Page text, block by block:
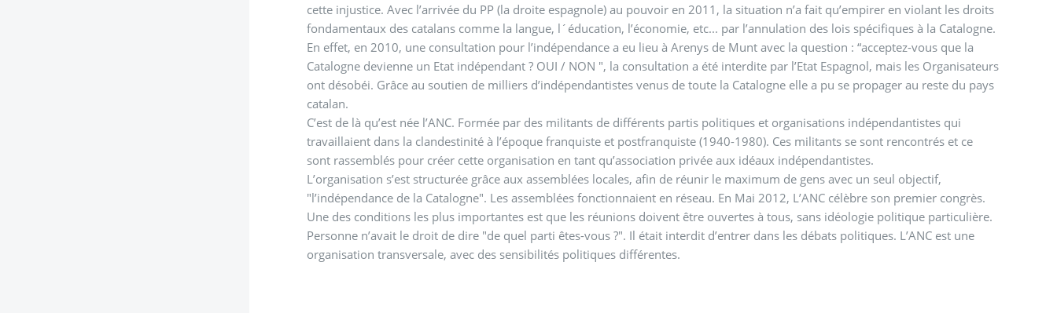
cette injustice. Avec l’arrivée du PP (la droite espagnole) au pouvoir en 2011, la situation n’a fait qu’empirer en violant les droits
fondamentaux des catalans comme la langue, l´éducation, l’économie, etc... par l’annulation des lois spécifiques à la Catalogne.
En effet, en 2010, une consultation pour l’indépendance a eu lieu à Arenys de Munt avec la question : “acceptez-vous que la
Catalogne devienne un Etat indépendant ? OUI / NON ", la consultation a été interdite par l’Etat Espagnol, mais les Organisateurs
ont désobéi. Grâce au soutien de milliers d’indépendantistes venus de toute la Catalogne elle a pu se propager au reste du pays
catalan.
C’est de là qu’est née l’ANC. Formée par des militants de différents partis politiques et organisations indépendantistes qui
travaillaient dans la clandestinité à l’époque franquiste et postfranquiste (1940-1980). Ces militants se sont rencontrés et ce
sont rassemblés pour créer cette organisation en tant qu’association privée aux idéaux indépendantistes.
L’organisation s’est structurée grâce aux assemblées locales, afin de réunir le maximum de gens avec un seul objectif,
"l’indépendance de la Catalogne". Les assemblées fonctionnaient en réseau. En Mai 2012, L’ANC célèbre son premier congrès.
Une des conditions les plus importantes est que les réunions doivent être ouvertes à tous, sans idéologie politique particulière.
Personne n’avait le droit de dire "de quel parti êtes-vous ?". Il était interdit d’entrer dans les débats politiques. L’ANC est une
organisation transversale, avec des sensibilités politiques différentes.